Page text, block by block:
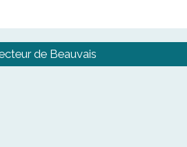
de Beauvais